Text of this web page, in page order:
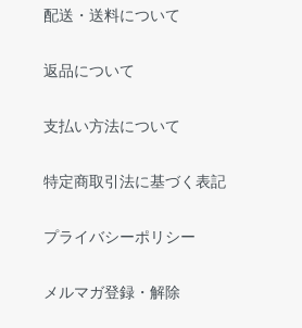
配送・送料について
返品について
支払い方法について
特定商取引法に基づく表記
プライバシーポリシー
メルマガ登録・解除